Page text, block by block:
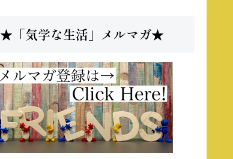
★「気学な生活」メルマガ★